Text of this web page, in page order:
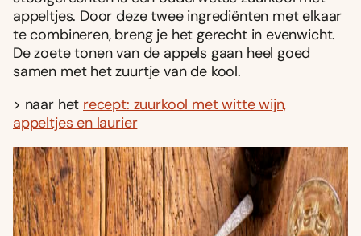
appeltjes. Door deze twee ingrediënten met elkaar
te combineren, breng je het gerecht in evenwicht.
De zoete tonen van de appels gaan heel goed
samen met het zuurtje van de kool.
> naar het recept: zuurkool met witte wijn,
appeltjes en laurier